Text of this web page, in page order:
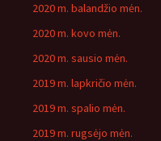
2020 m. balandžio mėn.
2020 m. kovo mėn.
2020 m. sausio mėn.
2019 m. lapkričio mėn.
2019 m. spalio mėn.
2019 m. rugsėjo mėn.